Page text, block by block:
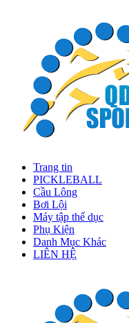
Trang tin
PICKLEBALL
Cầu Lông
Bơi Lội
Máy tập thể dục
Phụ Kiện
Danh Mục Khác
LIÊN HỆ